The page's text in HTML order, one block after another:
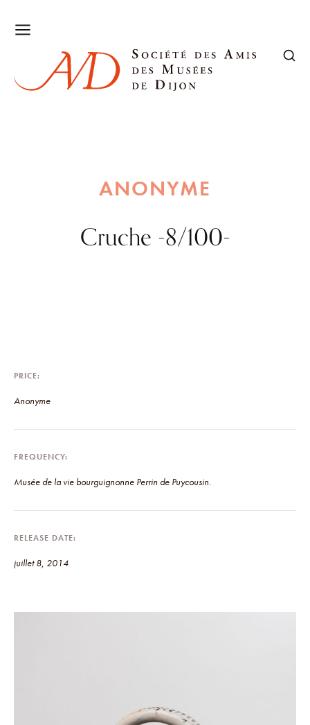
ANONYME
Cruche -8/100-
PRICE
Anonyme
FREQUENCY
Musée de la vie bourguignonne Perrin de Puycousin.
RELEASE DATE
juillet 8, 2014